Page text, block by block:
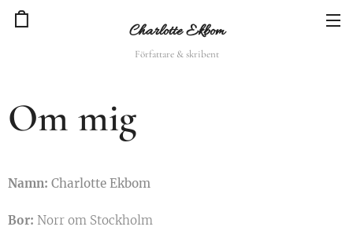
Charlotte Ekbom
Författare & skribent
Om mig
Namn: Charlotte Ekbom
Bor: Norr om Stockholm